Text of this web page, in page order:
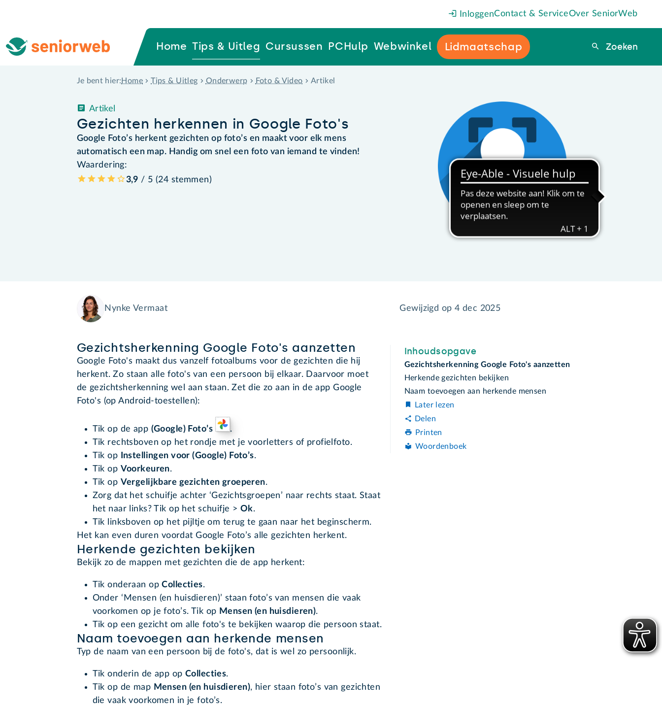
InloggenContact & ServiceOver SeniorWeb
Home Tips & Uitleg Cursussen PCHulp Webwinkel Lidmaatschap Zoeken
Zoeken
Je bent hier: Home Tips & Uitleg Onderwerp Foto & Video Artikel
Gezichten herkennen in Google Foto's
Artikel
Google Foto’s herkent gezichten op foto’s en maakt voor elk mens
automatisch een map. Handig om snel een foto van iemand te vinden!
Waardering:
3,9 / 5 (24 stemmen)
Nynke Vermaat Gewijzigd op4 dec 2025
Gezichtsherkenning Google Foto's aanzetten
Google Foto's maakt dus vanzelf fotoalbums voor de gezichten die hij
herkent. Zo staan alle foto's van een persoon bij elkaar. Daarvoor moet
de gezichtsherkenning wel aan staan. Zet die zo aan in de app Google
Foto's (op Android-toestellen):
Tik op de app (Google) Foto’s
.
Tik rechtsboven op het rondje met je voorletters of profielfoto.
Tik op
Instellingen voor (Google) Foto’s.
Tik op Voorkeuren.
Tik op Vergelijkbare gezichten groeperen.
Zorg dat het schuifje achter ‘Gezichtsgroepen’ naar rechts staat. Staat
het naar links? Tik op het schuifje > Ok.
Tik linksboven op het pijltje om terug te gaan naar het beginscherm.
Het kan even duren voordat Google Foto’s alle gezichten herkent.
Herkende gezichten bekijken
Bekijk zo de mappen met gezichten die de app herkent:
Tik onderaan opCollecties.
Onder ‘Mensen (en huisdieren)’ staan foto’s van mensen die vaak
voorkomen op je foto’s. Tik op Mensen (en huisdieren).
Tik op een gezicht om alle foto's te bekijken waarop die persoon staat.
Naam toevoegen aan herkende mensen
Typ de naam van een persoon bij de foto's, dat is wel zo persoonlijk.
Tik onderin de app op Collecties.
Tik op de map Mensen (en huisdieren), hier staan foto’s van gezichten
die vaak voorkomen in je foto’s.
Inhoudsopgave
Gezichtsherkenning Google Foto's aanzetten
Herkende gezichten bekijken
Naam toevoegen aan herkende mensen
Later lezen
Delen
Printen
Woordenboek